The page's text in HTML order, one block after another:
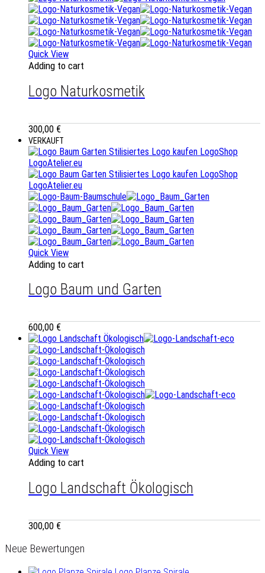
Quick View
Adding to cart
Logo Naturkosmetik
300,00 €
VERKAUFT
Quick View
Adding to cart
Logo Baum und Garten
600,00 €
Quick View
Adding to cart
Logo Landschaft Ökologisch
300,00 €
Neue Bewertungen